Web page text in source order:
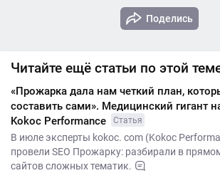
Поделись
Читайте ещё статьи по этой
«Прожарка дала нам четкий план,
составить сами». Медицинский гигант
Kokoc Performance
Статья
В июле эксперты kokoc. com (Kokoc
провели SEO Прожарку: разбирали в
сайтов сложных тематик.